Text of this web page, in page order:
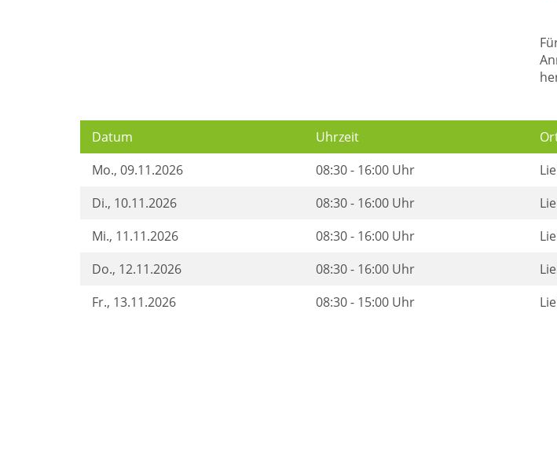
Datum Uhrzeit
Mo., 09.11.2026 08:30 - 16:00 Uhr
Di., 10.11.2026 08:30 - 16:00 Uhr
Mi., 11.11.2026 08:30 - 16:00 Uhr
Do., 12.11.2026 08:30 - 16:00 Uhr
Fr., 13.11.2026 08:30 - 15:00 Uhr